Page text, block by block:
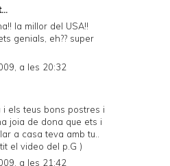
la millor del USA!!
genials, eh?? super
a les 20:32
i els teus bons postres i
joia de dona que ets i
a casa teva amb tu..
el video del p.G )
a les 21:42